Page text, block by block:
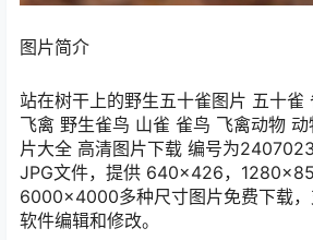
图片简介
站在树干上的野生五十雀图片 五十雀
飞禽 野生雀鸟 山雀 雀鸟 飞禽动物
片大全 高清图片下载 编号为
JPG文件，提供 640×426，
6000×4000多种尺寸图片免费下载
软件编辑和修改。